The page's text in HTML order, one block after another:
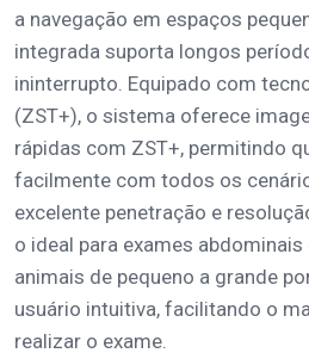
a navegação em espaços
integrada suporta longos
ininterrupto. Equipado com
(ZST+), o sistema oferece
rápidas com ZST+, permitindo
facilmente com todos os
excelente penetração e
o ideal para exames
animais de pequeno a grande
usuário intuitiva, facilitando o
realizar o exame.